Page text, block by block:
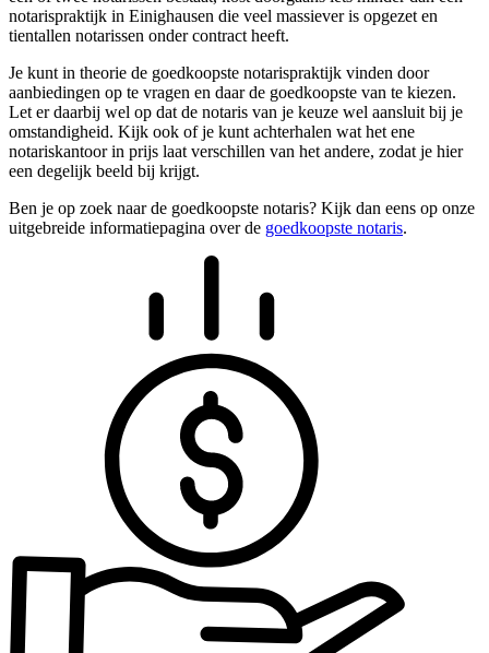
notarispraktijk in Einighausen die veel massiever is opgezet en
tientallen notarissen onder contract heeft.
Je kunt in theorie de goedkoopste notarispraktijk vinden door
aanbiedingen op te vragen en daar de goedkoopste van te kiezen.
Let er daarbij wel op dat de notaris van je keuze wel aansluit bij je
omstandigheid. Kijk ook of je kunt achterhalen wat het ene
notariskantoor in prijs laat verschillen van het andere, zodat je hier
een degelijk beeld bij krijgt.
Ben je op zoek naar de goedkoopste notaris? Kijk dan eens op onze
uitgebreide informatiepagina over de goedkoopste notaris.